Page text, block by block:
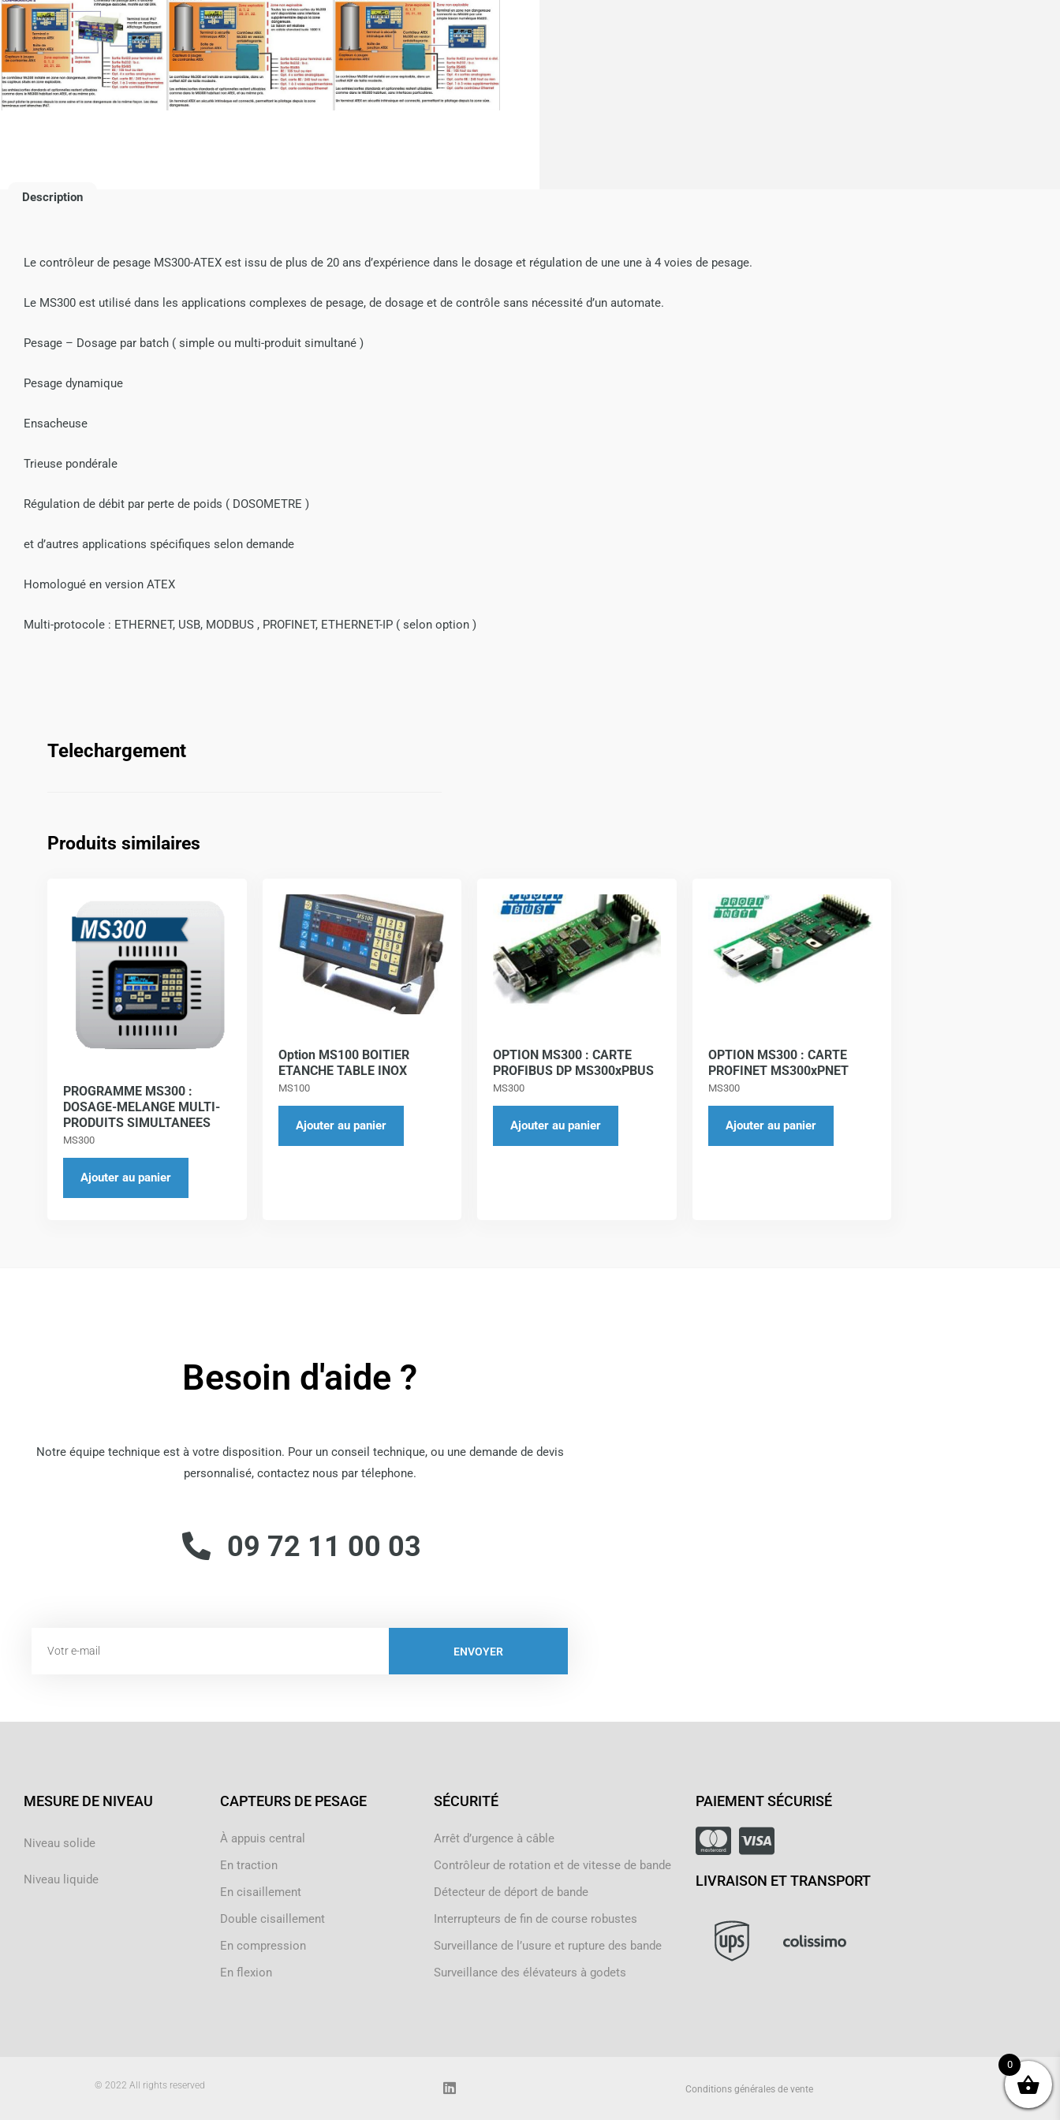
Description
Le contrôleur de pesage MS300-ATEX est issu de plus de 20 ans d’expérience dans le dosage et régulation de une une à 4 voies de pesage.
Le MS300 est utilisé dans les applications complexes de pesage, de dosage et de contrôle sans nécessité d’un automate.
Pesage – Dosage par batch ( simple ou multi-produit simultané )
Pesage dynamique
Ensacheuse
Trieuse pondérale
Régulation de débit par perte de poids ( DOSOMETRE )
et d’autres applications spécifiques selon demande
Homologué en version ATEX
Multi-protocole : ETHERNET, USB, MODBUS , PROFINET, ETHERNET-IP ( selon option )
Telechargement
Produits similaires
PROGRAMME MS300 :
DOSAGE-MELANGE MULTI-
PRODUITS SIMULTANEES
MS300
Ajouter au panier
Option MS100 BOITIER
ETANCHE TABLE INOX
MS100
Ajouter au panier
OPTION MS300 : CARTE
PROFIBUS DP MS300xPBUS
MS300
Ajouter au panier
OPTION MS300 : CARTE
PROFINET MS300xPNET
MS300
Ajouter au panier
Besoin d'aide ?
Notre équipe technique est à votre disposition. Pour un conseil technique, ou une demande de devis
personnalisé, contactez nous par télephone.
09 72 11 00 03
ENVOYER
MESURE DE NIVEAU
Niveau solide
Niveau liquide
CAPTEURS DE PESAGE
À appuis central
En traction
En cisaillement
Double cisaillement
En compression
En flexion
SÉCURITÉ
Arrêt d’urgence à câble
Contrôleur de rotation et de vitesse de bande
Détecteur de déport de bande
Interrupteurs de fin de course robustes
Surveillance de l’usure et rupture des bande
Surveillance des élévateurs à godets
PAIEMENT SÉCURISÉ
LIVRAISON ET TRANSPORT
© 2022 All rights reserved
L
Conditions générales de vente
0